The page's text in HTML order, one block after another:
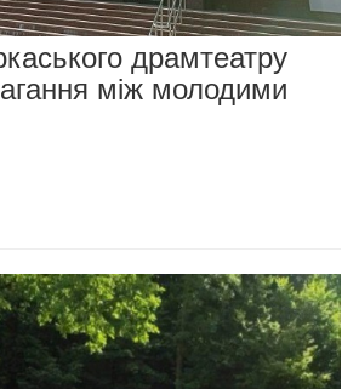
драмтеатру
між молодими